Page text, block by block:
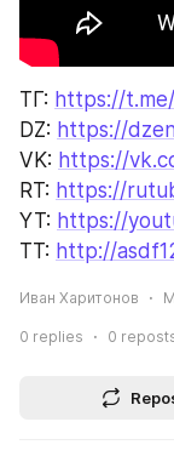
ТГ: https://
DZ: https://
VK: https://
RT: https://
YT: https://
TT: http://
Иван Харитонов
0 replies 0